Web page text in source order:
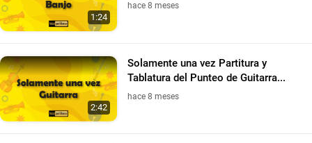
1:24
hace 8 meses
2:42
Solamente una vez Partitura y
Tablatura del Punteo de Guitarra...
hace 8 meses